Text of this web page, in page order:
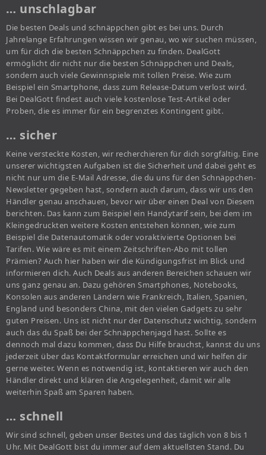
… unschlagbar
Die besten Deals und schnäppchen gibt es bei uns. Durch
Jahrelange Erfahrungen wissen wir genau, wo wir suchen müssen,
um für dich die besten Schnäppchen zu finden. DealGott
ermöglicht dir nicht nur die besten Schnäppchen und Deals,
sondern auch viele Gewinnspiele mit tollen Preise. Wie zum
Beispiel ein Smartphone, dass zum Release-Datum verlost wird.
Bei DealGott findest auch viele kostenlose Test-Artikel oder
Proben, die es immer für ein begrenztes Kontingent gibt.
… sicher
Keine versteckte Kosten, wir recherchieren für dich sorgfältig. Eine
unserer wichtigsten Aufgaben ist die Sicherheit und dabei geht es
nicht nur um die E-Mail Adresse, die du uns für den Schnäppchen-
Newsletter gegeben hast, sondern auch darum, dass wir uns den
Händler genau anschauen, bevor wir über einen Deal von Diesem
berichten. Das kann zum Beispiel ein Handytarif sein, bei dem im
Kleingedruckten weitere Kosten entstehen können, wie zum
Beispiel die Datenautomatik oder voraktivierte Optionen bei
Tarifen. Wie wäre es mit einem Zeitschriften-Abo mit tollen
Prämien? Auch hier haben wir die Kündigungsfrist im Blick und
informieren dich. Auch Deals aus anderen Bereichen schauen wir
uns ganz genau an. Dazu gehören Smartphones, Notebooks,
Konsolen aus anderen Ländern wie Frankreich, Italien, Spanien,
England und besonders China, mit den vielen Gadgets zu sehr
guten Preisen. Uns ist nicht nur der Datenschutz wichtig, sondern
auch das du Spaß bei der Schnäppchenjagd hast. Sollte es
dennoch mal dazu kommen, dass Du Hilfe brauchst, kannst du uns
jederzeit über das Kontaktformular erreichen und wir helfen dir
gerne weiter. Wenn es notwendig ist, kontaktieren wir auch den
Händler direkt und klären die Angelegenheit, damit wir alle
weiterhin Spaß am Sparen haben.
… schnell
Wir sind schnell, geben unser Bestes und das täglich von 8 bis 1
Uhr. Mit DealGott bist du immer auf dem aktuellsten Stand. Du